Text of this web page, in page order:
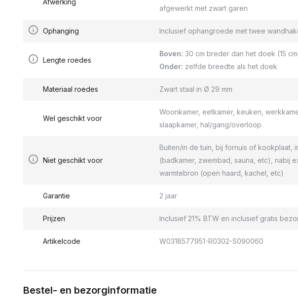
Afwerking
afgewerkt met zwart garen
Ophanging Inclusief ophangroede met twee
Lengte roedes
Boven: 30 cm breder dan het doek (15
Onder: zelfde breedte als het doek
Materiaal roedes Zwart staal in Ø 29 mm
Wel geschikt voor
Woonkamer, eetkamer, keuken,
slaapkamer, hal/gang/overloop
Niet geschikt voor
Buiten/in de tuin, bij fornuis of kookplaat,
(badkamer, zwembad, sauna, etc), nabij
warmtebron (open haard, kachel, etc)
Garantie 2 jaar
Prijzen Inclusief 21% BTW en inclusief gratis
Artikelcode W0318577951-R0302-S090060
Bestel- en bezorginformatie